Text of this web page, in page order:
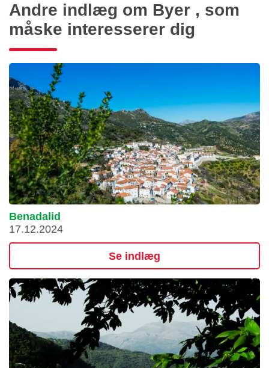
Andre indlæg om Byer , som
måske interesserer dig
Benadalid
17.12.2024
Se indlæg